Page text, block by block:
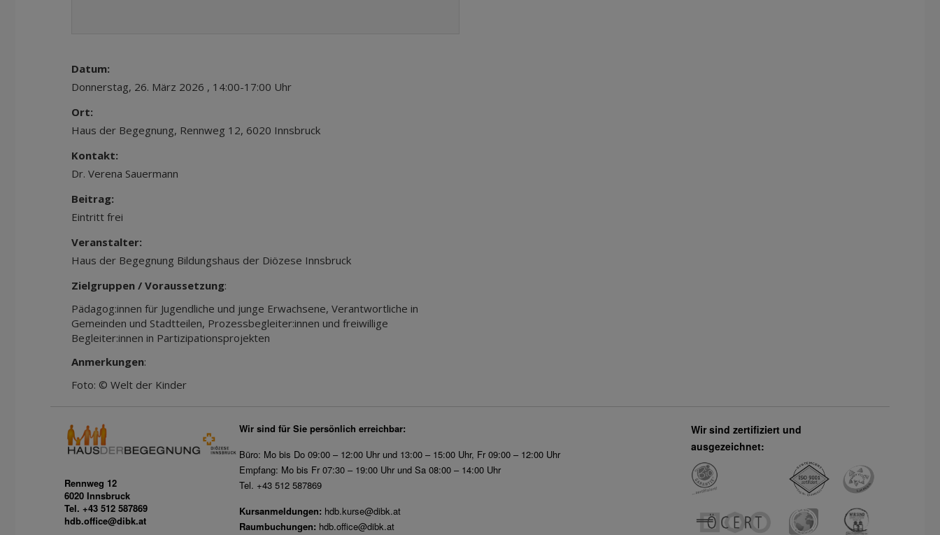
Datum:
Donnerstag, 26. März 2026 , 14:00-17:00 Uhr
Ort:
Haus der Begegnung, Rennweg 12, 6020 Innsbruck
Kontakt:
Dr. Verena Sauermann
Beitrag:
Eintritt frei
Veranstalter:
Haus der Begegnung Bildungshaus der Diözese Innsbruck
Zielgruppen / Voraussetzung:
Pädagog:innen für Jugendliche und junge Erwachsene, Verantwortliche in
Gemeinden und Stadtteilen, Prozessbegleiter:innen und freiwillige
Begleiter:innen in Partizipationsprojekten
Anmerkungen:
Foto: © Welt der Kinder
Rennweg 12
6020 Innsbruck
Tel. +43 512 587869
hdb.office@dibk.at
Wir sind für Sie persönlich erreichbar:
Büro: Mo bis Do 09:00 – 12:00 Uhr und 13:00 – 15:00 Uhr, Fr 09:00 – 12:00 Uhr
Empfang: Mo bis Fr 07:30 – 19:00 Uhr und Sa 08:00 – 14:00 Uhr
Tel. +43 512 587869
Kursanmeldungen: hdb.kurse@dibk.at
Raumbuchungen: hdb.office@dibk.at
Wir sind zertifiziert und
ausgezeichnet: